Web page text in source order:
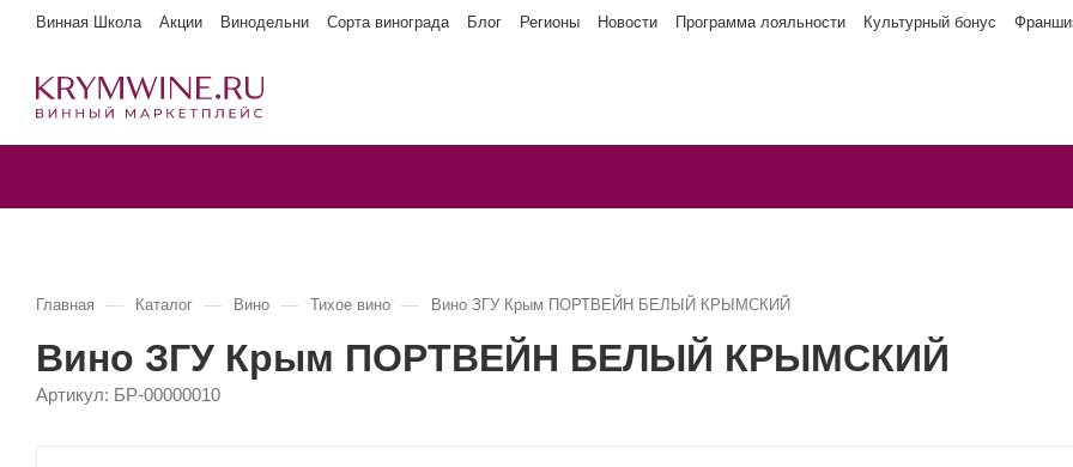
Винная Школа Акции Винодельни Сорта винограда Блог Регионы Новости Программа лояльности Культурный бонус
Главная — Каталог — Вино — Тихое вино — Вино ЗГУ Крым ПОРТВЕЙН БЕЛЫЙ КРЫМСКИЙ
Вино ЗГУ Крым ПОРТВЕЙН БЕЛЫЙ КРЫМСКИЙ
Артикул: БР-00000010